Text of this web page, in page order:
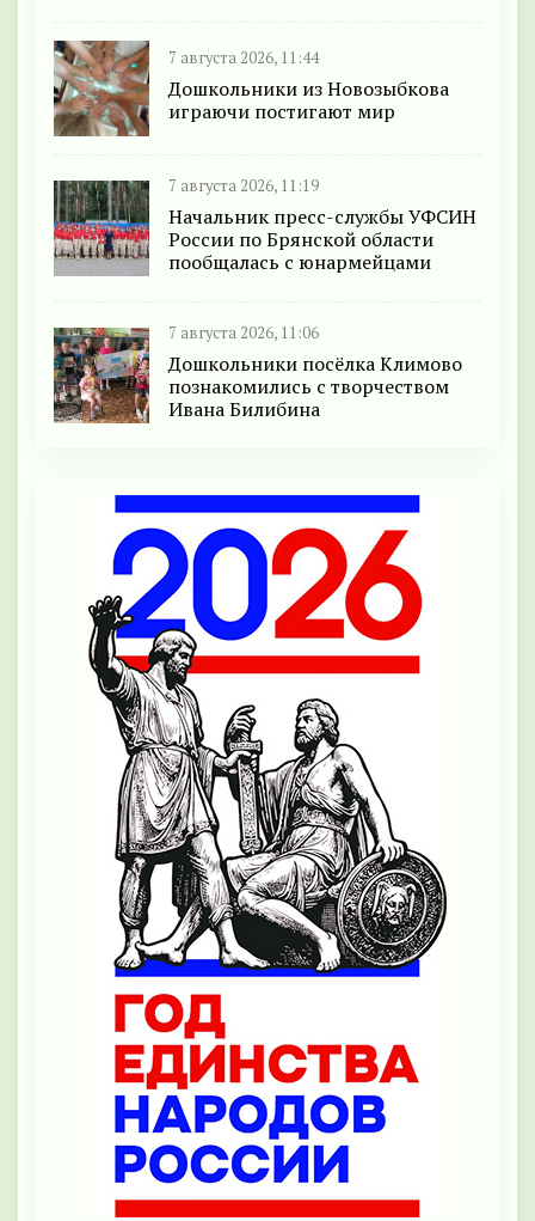
7 августа 2026, 11:44
Дошкольники из Новозыбкова
играючи постигают мир
7 августа 2026, 11:19
Начальник пресс-службы УФСИН
России по Брянской области
пообщалась с юнармейцами
7 августа 2026, 11:06
Дошкольники посёлка Климово
познакомились с творчеством
Ивана Билибина